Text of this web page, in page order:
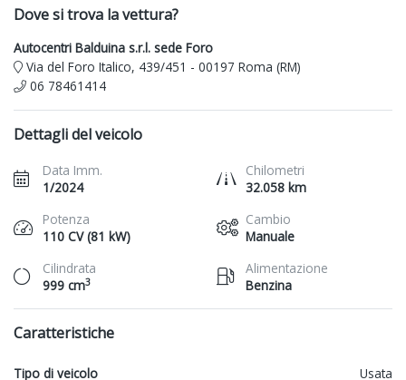
Dove si trova la vettura?
Autocentri Balduina s.r.l. sede Foro
Via del Foro Italico, 439/451 - 00197 Roma (RM)
06 78461414
Dettagli del veicolo
Data Imm.
1/2024
Chilometri
32.058 km
Potenza
110 CV (81 kW)
Cambio
Manuale
Cilindrata
999 cm3
Alimentazione
Benzina
Caratteristiche
Tipo di veicolo
Usata